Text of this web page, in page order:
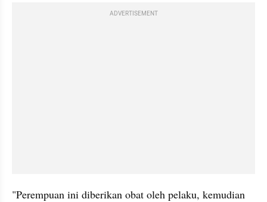
ADVERTISEMENT
"Perempuan ini diberikan obat oleh pelaku, kemudian